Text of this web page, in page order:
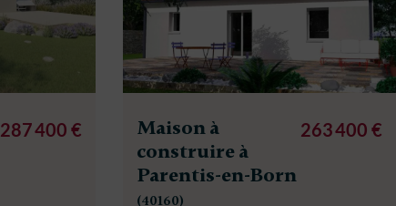
287 400 €
Maison à
construire à
Parentis-en-Born
(40160)
263 400 €